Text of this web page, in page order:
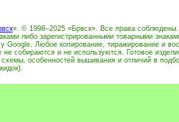
». © 1998–2025 «Брвск». Все права
либо зарегистрированными товарными
Google. Любое копирование, тиражирование и
собираются и не используются. Готовое
особенностей вышивания и отличий в